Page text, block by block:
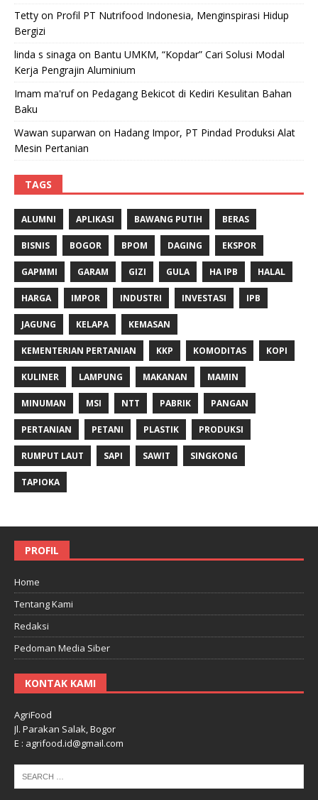
Tetty on Profil PT Nutrifood Indonesia, Menginspirasi Hidup
Bergizi
linda s sinaga on Bantu UMKM, “Kopdar” Cari Solusi Modal
Kerja Pengrajin Aluminium
Imam ma'rufon Pedagang Bekicot di Kediri Kesulitan Bahan
Baku
Wawan suparwan on Hadang Impor, PT Pindad Produksi Alat
Mesin Pertanian
TAGS
ALUMNI APLIKASI BAWANG PUTIH BERAS
BISNIS BOGOR BPOM DAGING EKSPOR
GAPMMI GARAM GIZI GULA HA IPB HALAL
HARGA IMPOR INDUSTRI INVESTASI IPB
JAGUNG KELAPA KEMASAN
KEMENTERIAN PERTANIAN KKP KOMODITAS KOPI
KULINER LAMPUNG MAKANAN MAMIN
MINUMAN MSI NTT PABRIK PANGAN
PERTANIAN PETANI PLASTIK PRODUKSI
RUMPUT LAUT SAPI SAWIT SINGKONG
TAPIOKA
PROFIL
Home
Tentang Kami
Redaksi
Pedoman Media Siber
KONTAK KAMI
AgriFood
Jl. Parakan Salak, Bogor
E : agrifood.id@gmail.com